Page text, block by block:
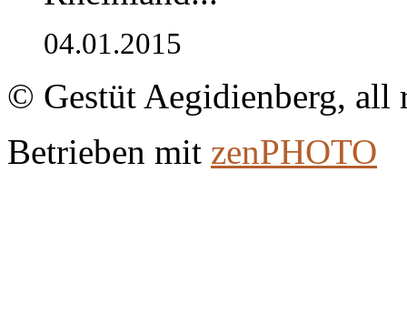
04.01.2015
© Gestüt Aegidienberg, all
Betrieben mit zenPHOTO